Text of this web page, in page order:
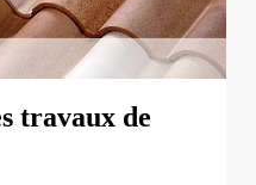
travaux de